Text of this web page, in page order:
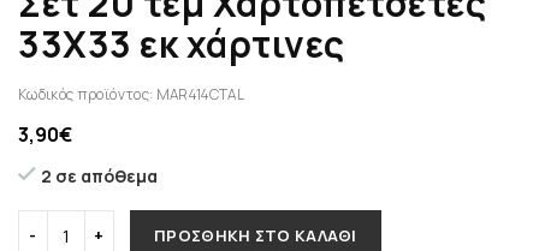
33Χ33 εκ χάρτινες
Κωδικός προϊόντος: MAR414CTAL
3,90€
2 σε απόθεμα
ΠΡΟΣΘΉΚΗ ΣΤΟ ΚΑΛΆΘΙ